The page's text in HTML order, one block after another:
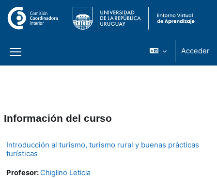
Panel lateral
Acceder
Información del curso
Introducción al turismo, turismo rural y buenas prácticas
turísticas
Profesor:Chiglino Leticia